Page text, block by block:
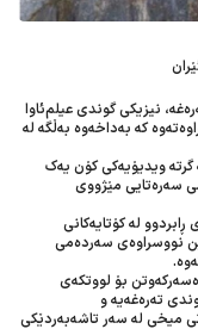
نیزیکی گوندی عیلم‌ئاوا
کە بەداخەوە بەڵگە لە
ویدیۆیەکی کۆن یەک
سەرەتایی مێژووی
لە کۆتایەکانی
نووسراوەی سەردەمی
لە کاتی وەسەرکەوتن بۆ لووتکەی
باکووری گوندی تەرەغەیە و
میخی لە سەر تاشەبەردێکی